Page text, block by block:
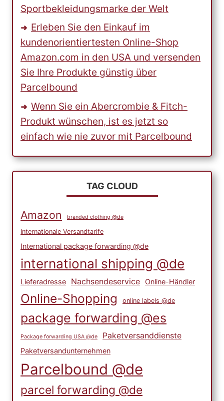
Sportbekleidungsmarke der Welt
Erleben Sie den Einkauf im
kundenorientiertesten Online-Shop
Amazon.com in den USA und versenden
Sie Ihre Produkte günstig über
Parcelbound
Wenn Sie ein Abercrombie & Fitch-
Produkt wünschen, ist es jetzt so
einfach wie nie zuvor mit Parcelbound
TAG CLOUD
Amazon branded clothing @de
Internationale Versandtarife
International package forwarding @de
international shipping @de
Lieferadresse Nachsendeservice Online-Händler
Online-Shopping online labels @de
package forwarding @es
Package forwarding USA @de Paketversanddienste
Paketversandunternehmen
Parcelbound @de
parcel forwarding @de